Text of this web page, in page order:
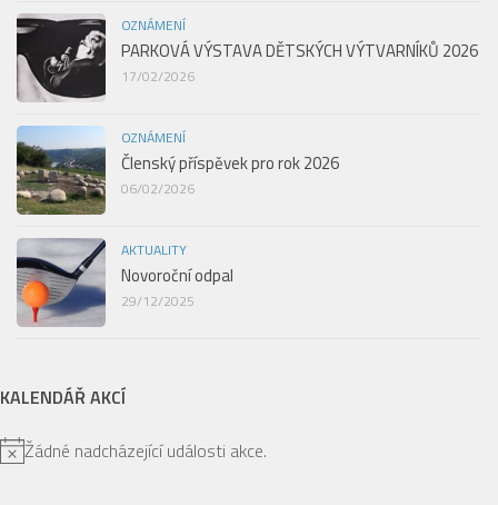
OZNÁMENÍ
PARKOVÁ VÝSTAVA DĚTSKÝCH VÝTVARNÍKŮ 2026
17/02/2026
OZNÁMENÍ
Členský příspěvek pro rok 2026
06/02/2026
AKTUALITY
Novoroční odpal
29/12/2025
KALENDÁŘ AKCÍ
NoticeŽádné nadcházející události akce.